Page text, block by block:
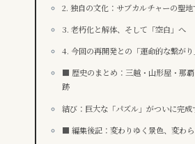
2. 独自の文化：サブカルチャーの聖地
3. 老朽化と解体、そして「空白」へ
4. 今回の再開発との「運命的な繋がり
■ 歴史のまとめ：三越・山形屋・那
跡
結び：巨大な「パズル」がついに完成
■ 編集後記：変わりゆく景色、変わ